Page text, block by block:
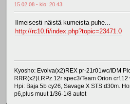
15.02.08 - klo: 20.43
Ilmeisesti näistä kumeista puhe...
http://rc10.fi/index.php?topic=23471.0
Kyosho: Evolva(x2)REX pr-21r01wc/IDM
RRR(x2)LRPz.12r spec3/Team Orion crf.12
Hpi: Baja 5b cy26, Savage X STS d30m.
p6,plus muut 1/36-1/8 autot